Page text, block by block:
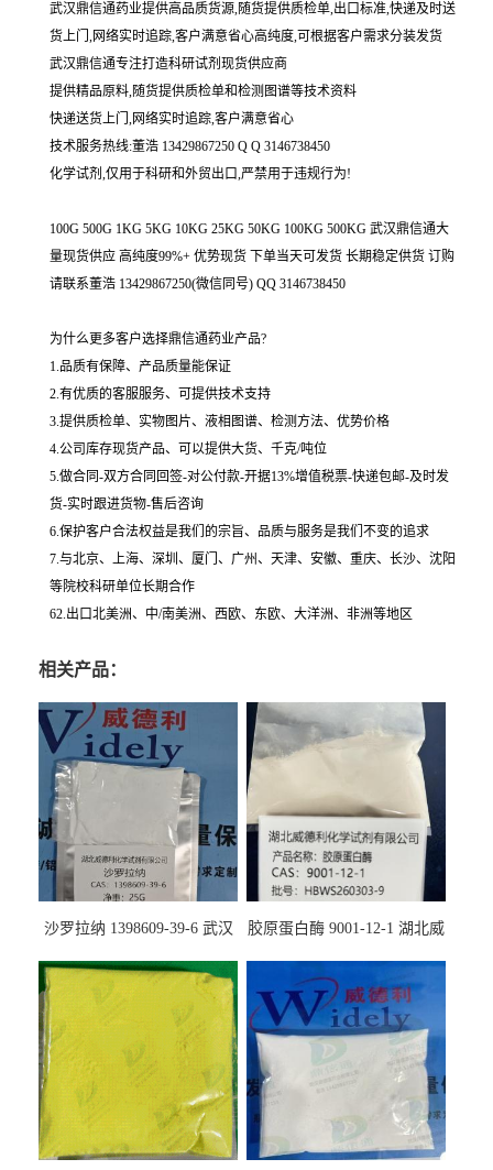
武汉鼎信通药业提供高品质货源,随货提供质检单,出口标准,快递及时送
货上门,网络实时追踪,客户满意省心高纯度,可根据客户需求分装发货
武汉鼎信通专注打造科研试剂现货供应商
提供精品原料,随货提供质检单和检测图谱等技术资料
快递送货上门,网络实时追踪,客户满意省心
技术服务热线:董浩 13429867250 Q Q 3146738450
化学试剂,仅用于科研和外贸出口,严禁用于违规行为!
100G 500G 1KG 5KG 10KG 25KG 50KG 100KG 500KG 武汉鼎信通大
量现货供应 高纯度99%+ 优势现货 下单当天可发货 长期稳定供货 订购
请联系董浩 13429867250(微信同号) QQ 3146738450
为什么更多客户选择鼎信通药业产品?
1.品质有保障、产品质量能保证
2.有优质的客服服务、可提供技术支持
3.提供质检单、实物图片、液相图谱、检测方法、优势价格
4.公司库存现货产品、可以提供大货、千克/吨位
5.做合同-双方合同回签-对公付款-开据13%增值税票-快递包邮-及时发
货-实时跟进货物-售后咨询
6.保护客户合法权益是我们的宗旨、品质与服务是我们不变的追求
7.与北京、上海、深圳、厦门、广州、天津、安徽、重庆、长沙、沈阳
等院校科研单位长期合作
62.出口北美洲、中/南美洲、西欧、东欧、大洋洲、非洲等地区
相关产品：
沙罗拉纳 1398609-39-6 武汉
胶原蛋白酶 9001-12-1 湖北威